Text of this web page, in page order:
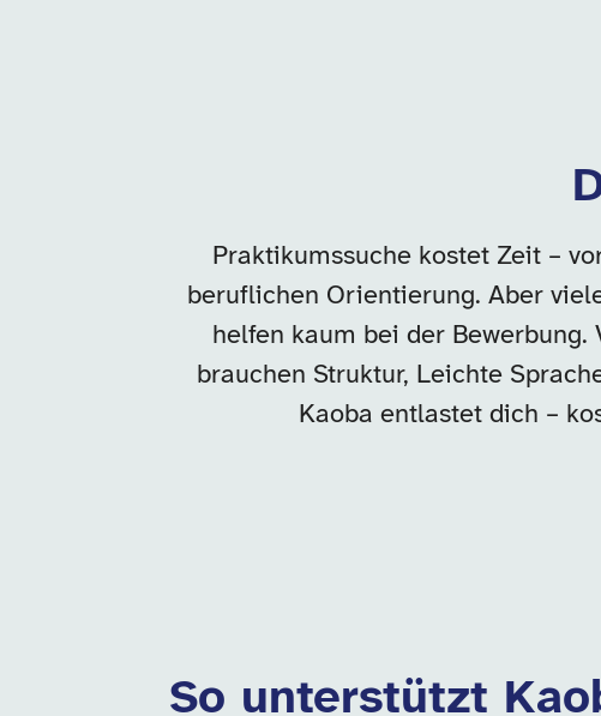
Praktikumssuche kostet Zeit –
beruflichen Orientierung. Aber
helfen kaum bei der
brauchen Struktur, Leichte
Kaoba entlastet dich –
So unterstützt